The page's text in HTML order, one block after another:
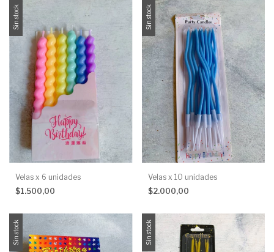
Sin stock
Velas x 6 unidades
$1.500,00
Sin stock
Velas x 10 unidades
$2.000,00
Sin stock Sin stock